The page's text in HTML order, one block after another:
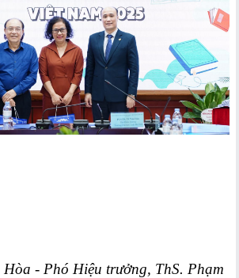
Hòa - Phó Hiệu trưởng, ThS. Phạm